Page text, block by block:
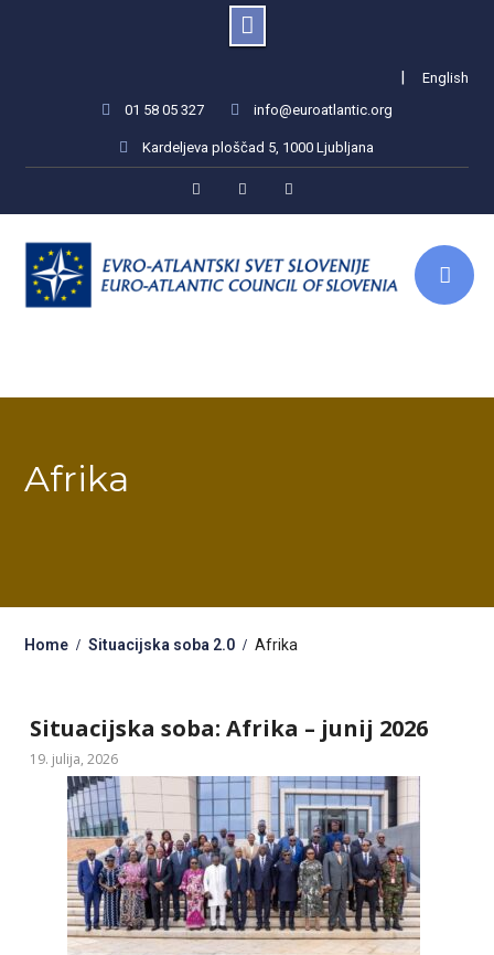
|English
01 58 05 327
info@euroatlantic.org
Kardeljeva ploščad 5, 1000 Ljubljana
FacebookLinkedInInstagram
Afrika
Home Situacijska soba 2.0 Afrika
Situacijska soba: Afrika – junij 2026
19. julija, 2026